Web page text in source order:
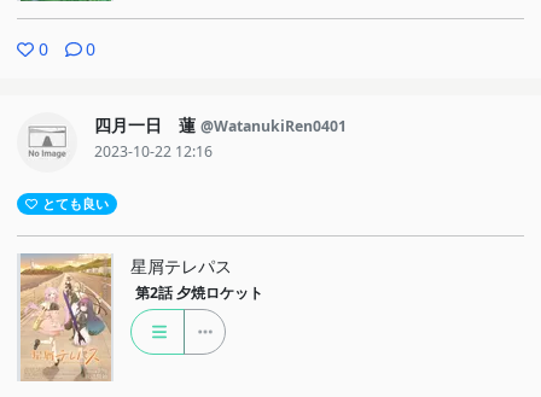
0 0
四月一日 蓮 @WatanukiRen0401
2023-10-22 12:16
とても良い
星屑テレパス
第2話 夕焼ロケット